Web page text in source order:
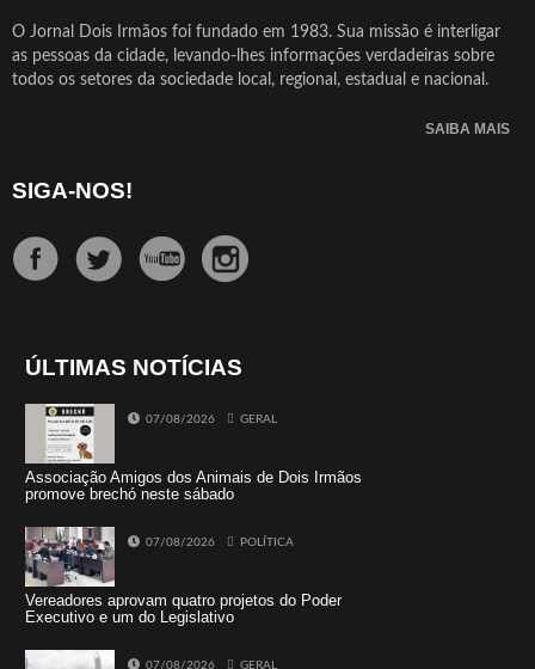
O Jornal Dois Irmãos foi fundado em 1983. Sua missão é interligar
as pessoas da cidade, levando-lhes informações verdadeiras sobre
todos os setores da sociedade local, regional, estadual e nacional.
SAIBA MAIS
SIGA-NOS!
ÚLTIMAS NOTÍCIAS
07/08/2026 GERAL
Associação Amigos dos Animais de Dois Irmãos
promove brechó neste sábado
07/08/2026 POLÍTICA
Vereadores aprovam quatro projetos do Poder
Executivo e um do Legislativo
07/08/2026 GERAL